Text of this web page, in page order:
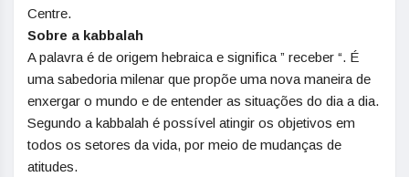
Centre.
Sobre a kabbalah
A palavra é de origem hebraica e significa ” receber “. É
uma sabedoria milenar que propõe uma nova maneira de
enxergar o mundo e de entender as situações do dia a dia.
Segundo a kabbalah é possível atingir os objetivos em
todos os setores da vida, por meio de mudanças de
atitudes.